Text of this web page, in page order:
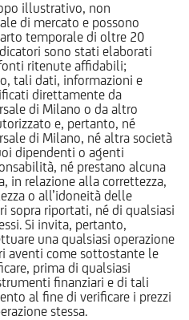
illustrativo, non
di mercato e possono
temporale di oltre 20
sono stati elaborati
ritenute affidabili;
tali dati, informazioni e
direttamente da
di Milano o da altro
e, pertanto, né
di Milano, né altra società
dipendenti o agenti
né prestano alcuna
in relazione alla correttezza,
o all’idoneità delle
sopra riportati, né di qualsiasi
Si invita, pertanto,
una qualsiasi operazione
aventi come sottostante le
prima di qualsiasi
finanziari e di tali
al fine di verificare i prezzi
stessa.